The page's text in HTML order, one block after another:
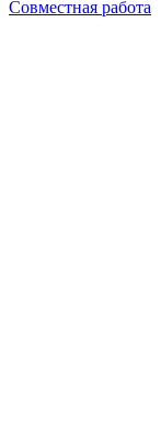
Совместная работа